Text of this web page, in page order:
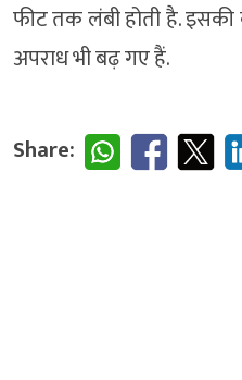
फीट तक लंबी होती है.
अपराध भी बढ़ गए हैं.
Share: